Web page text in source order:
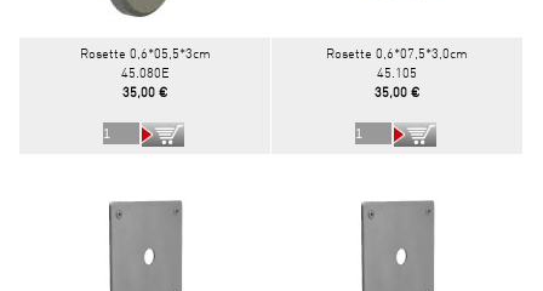
Rosette 0,6*05,5*3cm
45.080E
35,00 €
Rosette 0,6*07,5*3,0cm
45.105
35,00 €